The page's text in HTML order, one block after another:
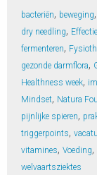
bacteriën, beweging,
dry needling,
fermenteren,
gezonde darmflora,
Healthness week,
Mindset, Natura
pijnlijke spieren,
triggerpoints,
vitamines, Voeding,
welvaartsziektes